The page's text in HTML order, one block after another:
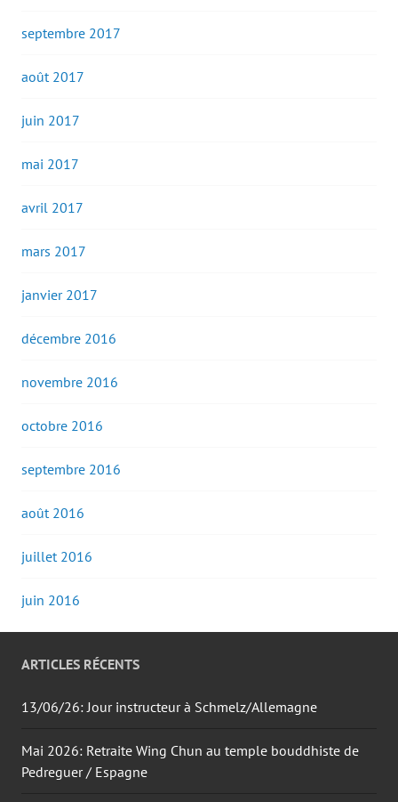
septembre 2017
août 2017
juin 2017
mai 2017
avril 2017
mars 2017
janvier 2017
décembre 2016
novembre 2016
octobre 2016
septembre 2016
août 2016
juillet 2016
juin 2016
ARTICLES RÉCENTS
13/06/26: Jour instructeur à Schmelz/Allemagne
Mai 2026: Retraite Wing Chun au temple bouddhiste de
Pedreguer / Espagne